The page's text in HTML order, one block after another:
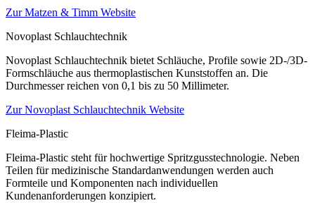
Zur Matzen & Timm Website
Novoplast Schlauchtechnik
Novoplast Schlauchtechnik bietet Schläuche, Profile sowie 2D-/3D-
Formschläuche aus thermoplastischen Kunststoffen an. Die
Durchmesser reichen von 0,1 bis zu 50 Millimeter.
Zur Novoplast Schlauchtechnik Website
Fleima-Plastic
Fleima-Plastic steht für hochwertige Spritzgusstechnologie. Neben
Teilen für medizinische Standardanwendungen werden auch
Formteile und Komponenten nach individuellen
Kundenanforderungen konzipiert.